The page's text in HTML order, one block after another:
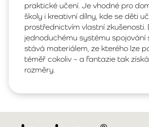
praktické učení. Je vhodné pro
školy i kreativní dílny, kde se děti
prostřednictvím vlastní zkušenosti.
jednoduchému systému spojování
stává materiálem, ze kterého lze
téměř cokoliv – a fantazie tak
rozměry.